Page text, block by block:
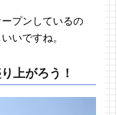
プンしているの
いですね。
上がろう！